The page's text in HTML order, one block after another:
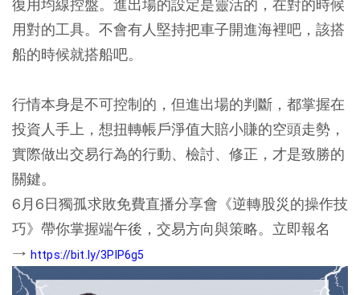
復用均線控盤。進出場的設定是靈活的，在對的時候
用對的工具。不會有人堅持把車子開進海裡吧，該搭
船的時候就搭船吧。
行情本身是不可控制的，但進出場的判斷，都掌握在
投資人手上，想扭轉帳戶淨值大賠小賺的空頭走勢，
實際做出交易行為的行動、檢討、修正，才是致勝的
關鍵。
6月6日獨孤求敗免費直播分享會《逆轉股災的操作技
巧》帶你掌握端午後，交易方向與策略。立即報名
→ https://bit.ly/3PIP6g5